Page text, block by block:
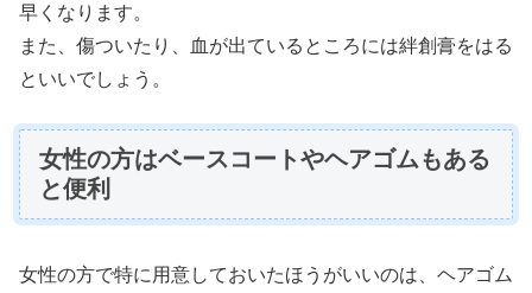
早くなります。
また、傷ついたり、血が出ているところには絆創膏をはる
といいでしょう。
女性の方はベースコートやヘアゴムもある
と便利
女性の方で特に用意しておいたほうがいいのは、ヘアゴム